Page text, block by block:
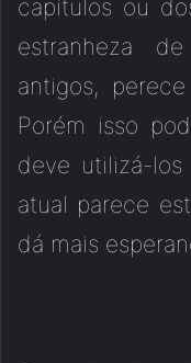
capítulos ou
estranheza
antigos,
Porém isso
deve utilizá-
atual parece
dá mais